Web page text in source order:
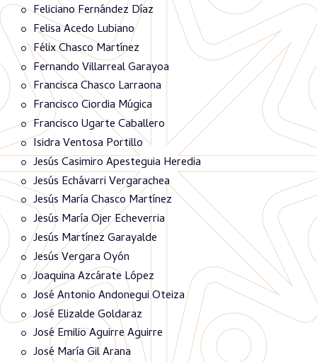
Feliciano Fernández Díaz
Felisa Acedo Lubiano
Félix Chasco Martínez
Fernando Villarreal Garayoa
Francisca Chasco Larraona
Francisco Ciordia Múgica
Francisco Ugarte Caballero
Isidra Ventosa Portillo
Jesús Casimiro Apesteguia Heredia
Jesús Echávarri Vergarachea
Jesús María Chasco Martínez
Jesús María Ojer Echeverria
Jesús Martínez Garayalde
Jesús Vergara Oyón
Joaquina Azcárate López
José Antonio Andonegui Oteiza
José Elizalde Goldaraz
José Emilio Aguirre Aguirre
José María Gil Arana